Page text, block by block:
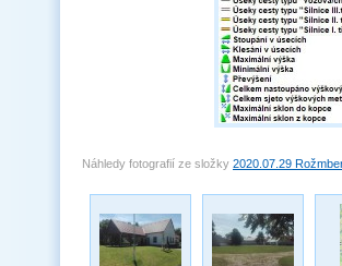
Náhledy fotografií ze složky 2020.07.29